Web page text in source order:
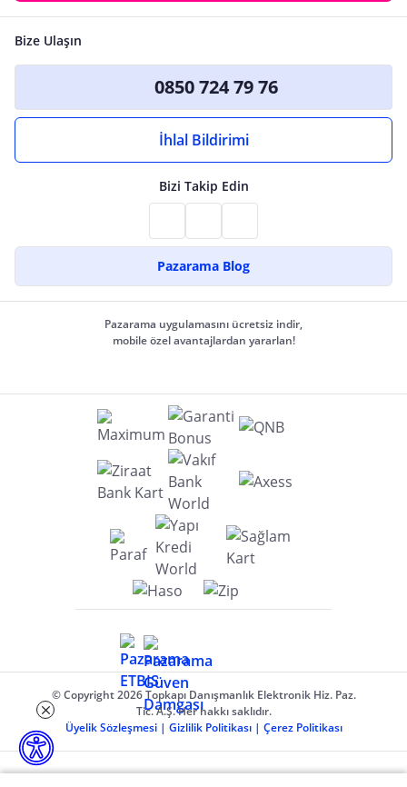
Bize Ulaşın
0850 724 79 76
İhlal Bildirimi
Bizi Takip Edin
Pazarama Blog
Pazarama uygulamasını ücretsiz indir,
mobile özel avantajlardan yararlan!
© Copyright 2026 Topkapı Danışmanlık Elektronik Hiz. Paz.
Tic. A.Ş. Her hakkı saklıdır.
Üyelik Sözleşmesi | Gizlilik Politikası | Çerez Politikası